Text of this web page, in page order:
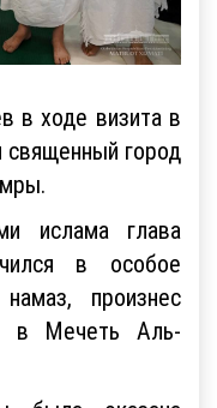
в ходе визита в
город
ислама глава
в особое
произнес
в Мечеть Аль-